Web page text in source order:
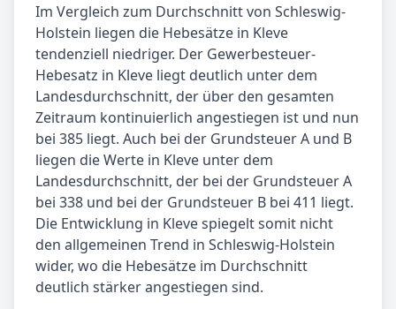
Im Vergleich zum Durchschnitt von Schleswig-
Holstein liegen die Hebesätze in Kleve
tendenziell niedriger. Der Gewerbesteuer-
Hebesatz in Kleve liegt deutlich unter dem
Landesdurchschnitt, der über den gesamten
Zeitraum kontinuierlich angestiegen ist und nun
bei 385 liegt. Auch bei der Grundsteuer A und B
liegen die Werte in Kleve unter dem
Landesdurchschnitt, der bei der Grundsteuer A
bei 338 und bei der Grundsteuer B bei 411 liegt.
Die Entwicklung in Kleve spiegelt somit nicht
den allgemeinen Trend in Schleswig-Holstein
wider, wo die Hebesätze im Durchschnitt
deutlich stärker angestiegen sind.